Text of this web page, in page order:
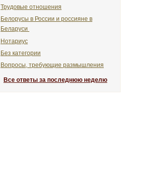
Трудовые отношения
Белорусы в России и россияне в
Беларуси
Нотариус
Без категории
Вопросы, требующие размышления
Все ответы за последнюю неделю